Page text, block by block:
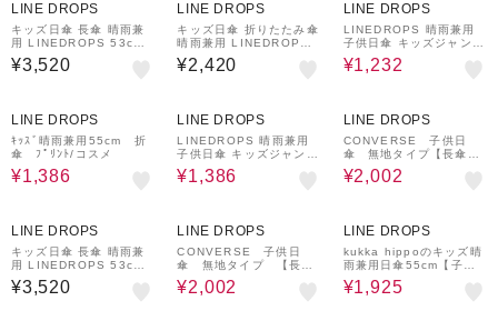
通学 合板手元 ニュアン
スカラー ネームタグ 54
789 54790 54791 547
92
通学 合板手元 ニュアン
スカラー ネームタグ 54
789 54790 54791 547
92
LINE DROPS
キッズ日傘 長傘 晴雨兼
用 LINEDROPS 53cm
手開き式 UVカット率&
遮光率99.9％ 遮熱効果
が伸びる傘 合板手元 ニ
ュアンスカラー 60423
60424 60425 60426
¥3,520
LINE DROPS
キッズ日傘 折りたたみ傘
晴雨兼用 LINEDROPS
55cm 手開き式 UVカッ
ト率＆遮光率99.9％以上
トート型収納バッグ 通学
54783 54784 54785 5
4786 54787
¥2,420
LINE DROPS
LINEDROPS 晴雨兼用
子供日傘 キッズジャンプ
式長傘 昨年話題となった
子供日傘のパイオニア U
透明窓付き 反射テープ付
チャイルドパラソル チャ
イパラ 53172
¥1,232
LINE DROPS
ｷｯｽﾞ晴雨兼用55cm 折
傘 ﾌﾟﾘﾝﾄ/コスメ
¥1,386
LINE DROPS
LINEDROPS 晴雨兼用
子供日傘 キッズジャンプ
式長傘 昨年話題となった
子供日傘のパイオニア U
ー 透明窓付き 晴雨兼用
チャイルドパラソル チャ
イパラ 53169
¥1,386
LINE DROPS
CONVERSE 子供日
傘 無地タイプ【長傘
身長表記 150㎝用】
ブラック
¥2,002
LINE DROPS
キッズ日傘 長傘 晴雨兼
用 LINEDROPS 53cm
手開き式 UVカット率&
遮光率99.9％ 遮熱効果
¥3,520
LINE DROPS
CONVERSE 子供日
傘 無地タイプ 【長
傘 身長表記 130㎝
用】 ブラック
¥2,002
LINE DROPS
kukka hippoのキッズ晴
雨兼用日傘55cm【子ど
も日傘/ネイビー】
¥1,925